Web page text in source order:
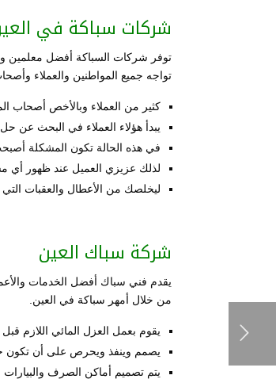
شركات سباكة في
توفر شركات السباكة أفضل معلمين
تواجه جميع المواطنين والعملاء
كثير من العملاء وبالأخص أصحاب
يبدأ هؤلاء العملاء في البحث عن
في هذه الحالة تكون المشكلة
لذلك عزيزي العميل عند ظهور أي
ليخلصك من الأعطال والعقبات
شركة سباك العين
يقدم فني سباك أفضل الخدمات
من خلال أمهر سباكة في العين.
يقوم بعمل العزل المائي اللازم
يصمم وينفذ ويحرص على أن تكون
يتم تصميم أماكن الصرف